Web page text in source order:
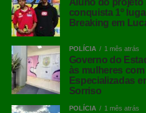
conquista 1º
Breaking em
POLÍCIA 1 mês atrás
Governo do
às mulheres
Especializadas
Sorriso
POLÍCIA 1 mês atrás